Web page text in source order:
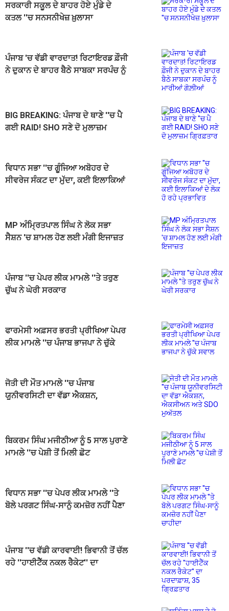
ਸਰਕਾਰੀ ਸਕੂਲ ਦੇ ਬਾਹਰ ਹੋਏ ਮੁੰਡੇ ਦੇ
ਕਤਲ ''ਚ ਸਨਸਨੀਖੇਜ਼ ਖ਼ੁਲਾਸਾ
ਪੰਜਾਬ 'ਚ ਵੱਡੀ ਵਾਰਦਾਤ! ਰਿਟਾਇਰਡ ਫ਼ੌਜੀ
ਨੇ ਦੁਕਾਨ ਦੇ ਬਾਹਰ ਬੈਠੇ ਸਾਬਕਾ ਸਰਪੰਚ ਨੂੰ
BIG BREAKING: ਪੰਜਾਬ ਦੇ ਥਾਣੇ ''ਚ ਪੈ
ਗਈ RAID! SHO ਸਣੇ ਦੋ ਮੁਲਾਜ਼ਮ
ਵਿਧਾਨ ਸਭਾ ''ਚ ਗੂੰਜਿਆ ਅਬੋਹਰ ਦੇ
ਸੀਵਰੇਜ ਸੰਕਟ ਦਾ ਮੁੱਦਾ, ਕਈ ਇਲਾਕਿਆਂ
MP ਅੰਮ੍ਰਿਤਪਾਲ ਸਿੰਘ ਨੇ ਲੋਕ ਸਭਾ
ਸੈਸ਼ਨ 'ਚ ਸ਼ਾਮਲ ਹੋਣ ਲਈ ਮੰਗੀ ਇਜਾਜ਼ਤ
ਪੰਜਾਬ ''ਚ ਪੇਪਰ ਲੀਕ ਮਾਮਲੇ ''ਤੇ ਤਰੁਣ
ਚੁੱਘ ਨੇ ਘੇਰੀ ਸਰਕਾਰ
ਫਾਰਮੇਸੀ ਅਫ਼ਸਰ ਭਰਤੀ ਪ੍ਰੀਖਿਆ ਪੇਪਰ
ਲੀਕ ਮਾਮਲੇ ''ਚ ਪੰਜਾਬ ਭਾਜਪਾ ਨੇ ਚੁੱਕੇ
ਜੋਤੀ ਦੀ ਮੌਤ ਮਾਮਲੇ ''ਚ ਪੰਜਾਬ
ਯੂਨੀਵਰਸਿਟੀ ਦਾ ਵੱਡਾ ਐਕਸ਼ਨ,
ਬਿਕਰਮ ਸਿੰਘ ਮਜੀਠੀਆ ਨੂੰ 5 ਸਾਲ ਪੁਰਾਣੇ
ਮਾਮਲੇ ''ਚ ਪੇਸ਼ੀ ਤੋਂ ਮਿਲੀ ਛੋਟ
ਵਿਧਾਨ ਸਭਾ ''ਚ ਪੇਪਰ ਲੀਕ ਮਾਮਲੇ ''ਤੇ
ਬੋਲੇ ਪਰਗਟ ਸਿੰਘ-ਸਾਨੂੰ ਕਮਜ਼ੋਰ ਨਹੀਂ ਪੈਣਾ
ਪੰਜਾਬ ''ਚ ਵੱਡੀ ਕਾਰਵਾਈ! ਭਿਵਾਨੀ ਤੋਂ ਚੱਲ
ਰਹੇ ''ਹਾਈਟੈੱਕ ਨਕਲ ਰੈਕੇਟ'' ਦਾ